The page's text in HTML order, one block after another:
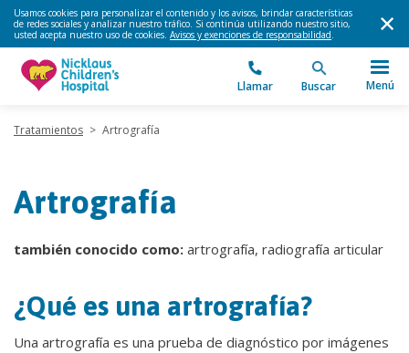
Usamos cookies para personalizar el contenido y los avisos, brindar características
de redes sociales y analizar nuestro tráfico. Si continúa utilizando nuestro sitio,
usted acepta nuestro uso de cookies. Avisos y exenciones de responsabilidad.
Llamar Buscar Menú
Tratamientos > Artrografía
Artrografía
también conocido como: artrografía, radiografía articular
¿Qué es una artrografía?
Una artrografía es una prueba de diagnóstico por imágenes